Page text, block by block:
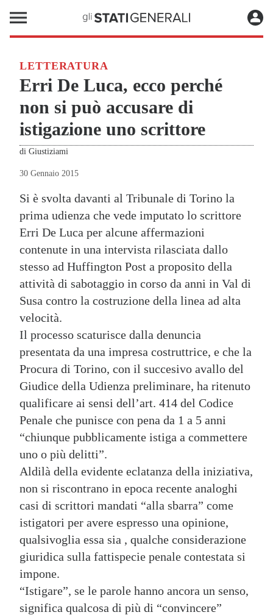
LETTERATURA
Erri De Luca, ecco perché
non si può accusare di
istigazione uno scrittore
di Giustiziami
30 Gennaio 2015
Si è svolta davanti al Tribunale di Torino la
prima udienza che vede imputato lo scrittore
Erri De Luca per alcune affermazioni
contenute in una intervista rilasciata dallo
stesso ad Huffington Post a proposito della
attività di sabotaggio in corso da anni in Val di
Susa contro la costruzione della linea ad alta
velocità.
Il processo scaturisce dalla denuncia
presentata da una impresa costruttrice, e che la
Procura di Torino, con il succesivo avallo del
Giudice della Udienza preliminare, ha ritenuto
qualificare ai sensi dell’art. 414 del Codice
Penale che punisce con pena da 1 a 5 anni
“chiunque pubblicamente istiga a commettere
uno o più delitti”.
Aldilà della evidente eclatanza della iniziativa,
non si riscontrano in epoca recente analoghi
casi di scrittori mandati “alla sbarra” come
istigatori per avere espresso una opinione,
qualsivoglia essa sia , qualche considerazione
giuridica sulla fattispecie penale contestata si
impone.
“Istigare”, se le parole hanno ancora un senso,
significa qualcosa di più di “convincere”